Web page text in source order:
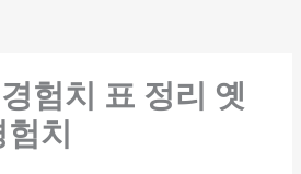
험치 표 정리 옛
치